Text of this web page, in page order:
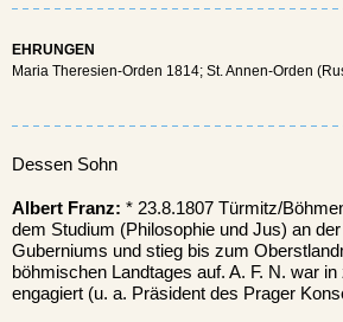
EHRUNGEN
Maria Theresien-Orden 1814; St. Annen-Orden
Dessen Sohn
Albert Franz: * 23.8.1807 Türmitz/
dem Studium (Philosophie und Jus) an
Guberniums und stieg bis zum
böhmischen Landtages auf. A. F. N. war
engagiert (u. a. Präsident des Prager